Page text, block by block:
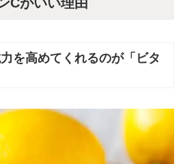
Cがいい理由
を高めてくれるのが「ビタ